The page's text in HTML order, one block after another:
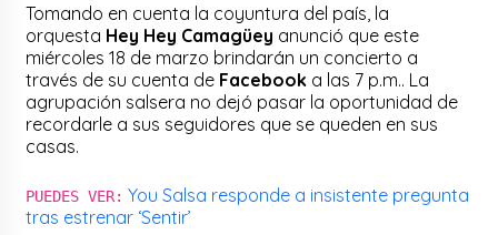
Tomando en cuenta la coyuntura del país, la
orquesta Hey Hey Camagüey anunció que este
miércoles 18 de marzo brindarán un concierto a
través de su cuenta de Facebook a las 7 p.m.. La
agrupación salsera no dejó pasar la oportunidad de
recordarle a sus seguidores que se queden en sus
casas.
PUEDES VER: You Salsa responde a insistente pregunta
tras estrenar ‘Sentir’